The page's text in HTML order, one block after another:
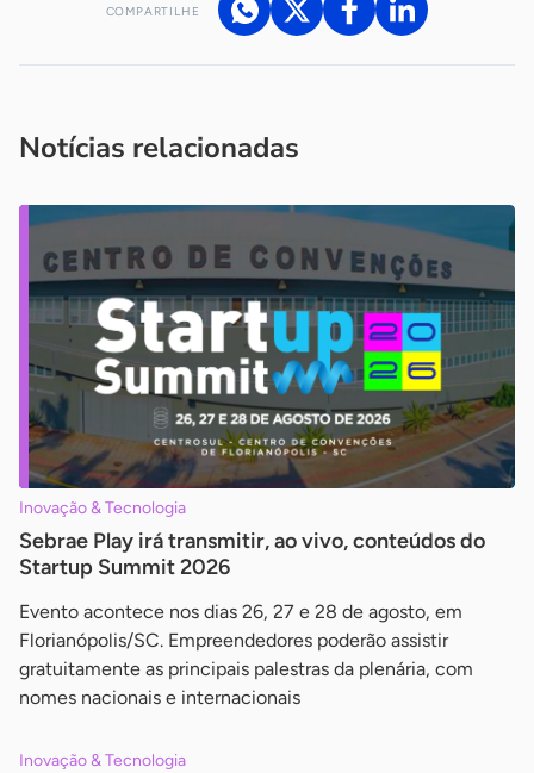
COMPARTILHE
Notícias relacionadas
Inovação & Tecnologia
Sebrae Play irá transmitir, ao vivo, conteúdos do
Startup Summit 2026
Evento acontece nos dias 26, 27 e 28 de agosto, em
Florianópolis/SC. Empreendedores poderão assistir
gratuitamente as principais palestras da plenária, com
nomes nacionais e internacionais
Inovação & Tecnologia